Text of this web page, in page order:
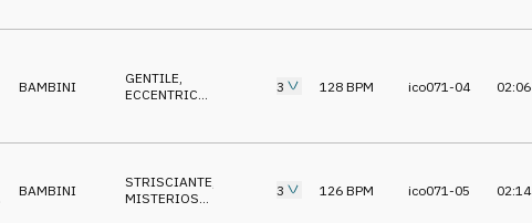
BAMBINI GENTILE,
ECCENTRICO
POSITIVO
3 128 BPM ico071-04 02:06
BAMBINI STRISCIANTE
MISTERIOSO
3 126 BPM ico071-05 02:14